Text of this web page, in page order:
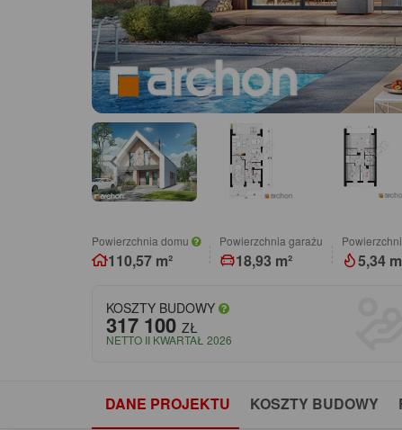
Powierzchnia domu
110,57 m²
Powierzchnia garażu
18,93 m² 5,34
KOSZTY BUDOWY
317 100 ZŁ
NETTO II KWARTAŁ 2026
DANE PROJEKTU KOSZTY BUDOWY